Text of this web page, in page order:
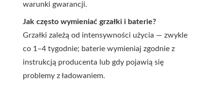
warunki gwarancji.
Jak często wymieniać grzałki i baterie?
Grzałki zależą od intensywności użycia — zwykle
co 1–4 tygodnie; baterie wymieniaj zgodnie z
instrukcją producenta lub gdy pojawią się
problemy z ładowaniem.